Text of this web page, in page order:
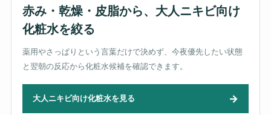
赤み・乾燥・皮脂から、大人ニキビ向け
化粧水を絞る
薬用やさっぱりという言葉だけで決めず、今夜優先したい状態
と翌朝の反応から化粧水候補を確認できます。
大人ニキビ向け化粧水を見る →